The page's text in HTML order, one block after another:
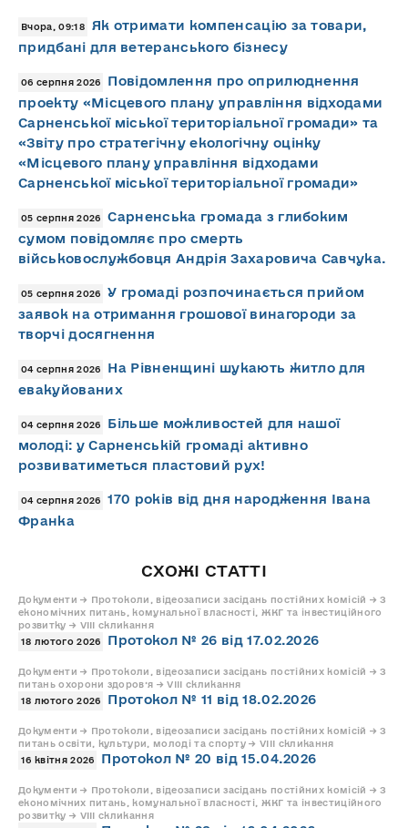
Вчора, 09:18
Як отримати компенсацію за товари,
придбані для ветеранського бізнесу
06 серпня 2026
Повідомлення про оприлюднення
проекту «Місцевого плану управління відходами
Сарненської міської територіальної громади» та
«Звіту про стратегічну екологічну оцінку
«Місцевого плану управління відходами
Сарненської міської територіальної громади»
05 серпня 2026
Сарненська громада з глибоким
сумом повідомляє про смерть
військовослужбовця Андрія Захаровича Савчука.
05 серпня 2026
У громаді розпочинається прийом
заявок на отримання грошової винагороди за
творчі досягнення
04 серпня 2026
На Рівненщині шукають житло для
евакуйованих
04 серпня 2026
Більше можливостей для нашої
молоді: у Сарненській громаді активно
розвиватиметься пластовий рух!
04 серпня 2026
170 років від дня народження Івана
Франка
СХОЖІ СТАТТІ
Документи → Протоколи, відеозаписи засідань постійних комісій → З
економічних питань, комунальної власності, ЖКГ та інвестиційного
розвитку → VIII скликання
18 лютого 2026
Протокол № 26 від 17.02.2026
Документи → Протоколи, відеозаписи засідань постійних комісій → З
питань охорони здоров’я → VIII скликання
18 лютого 2026
Протокол № 11 від 18.02.2026
Документи → Протоколи, відеозаписи засідань постійних комісій → З
питань освіти, культури, молоді та спорту → VIII скликання
16 квітня 2026
Протокол № 20 від 15.04.2026
Документи → Протоколи, відеозаписи засідань постійних комісій → З
економічних питань, комунальної власності, ЖКГ та інвестиційного
розвитку → VIII скликання